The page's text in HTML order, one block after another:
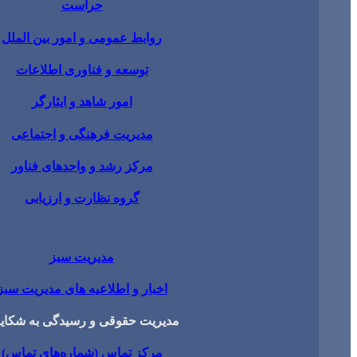
حراست
روابط عمومی و امور بین الملل
توسعه و فناوری اطلاعات
امور شاهد و ایثارگر
مدیریت فرهنگی و اجتماعی
مرکز رشد و واحدهای فناور
گروه نظارت و ارزیابی
مدیریت سبز
اخبار و اطلاعیه های مدیریت
مدیریت حقوقی و رسیدگی به
مرکز تماس (شماره‌های تماس)